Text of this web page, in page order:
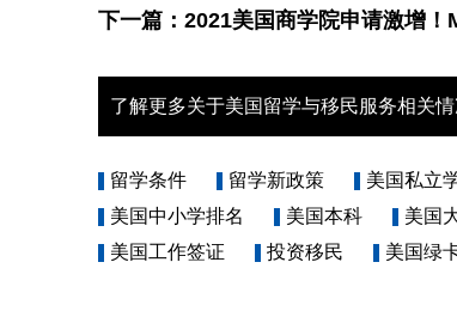
下一篇： 2021美国商学院申请激增！
了解更多关于美国留学与移民服务相关情
留学条件 留学新政策 美国私立
美国中小学排名
美国本科 美国
美国工作签证
投资移民 美国绿